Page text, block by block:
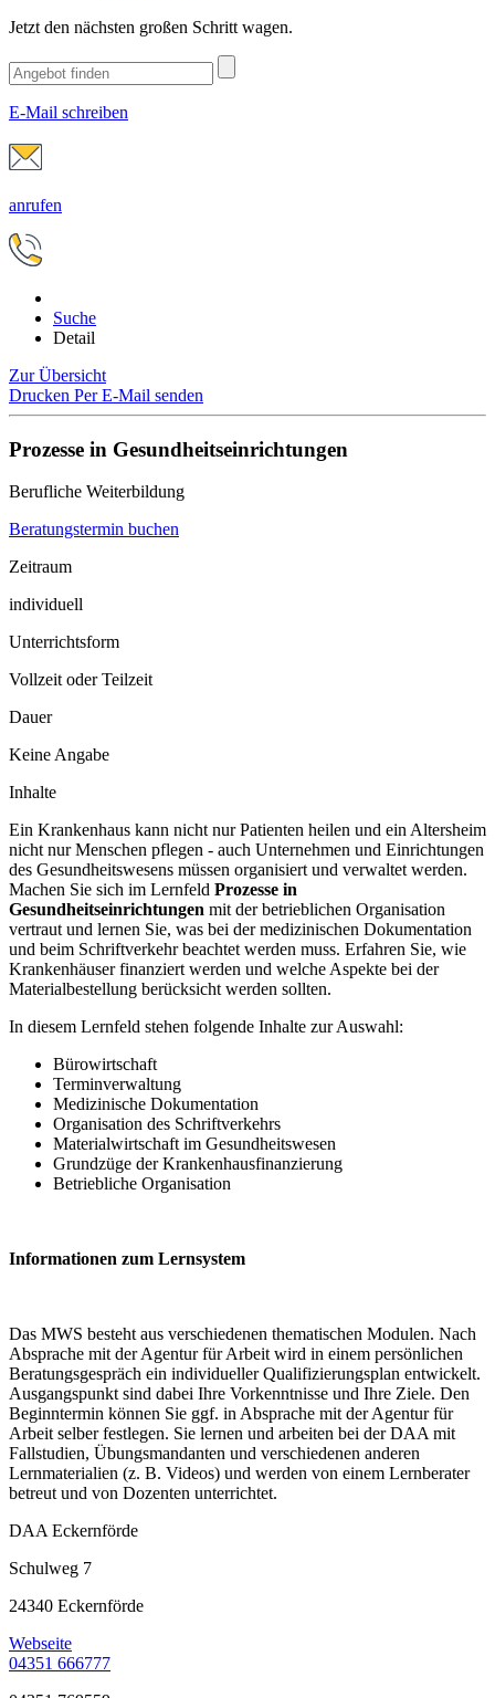
Jetzt den nächsten großen Schritt wagen.
E-Mail schreiben
anrufen
Suche
Detail
Zur Übersicht
Drucken Per E-Mail senden
Prozesse in Gesundheitseinrichtungen
Berufliche Weiterbildung
Beratungstermin buchen
Zeitraum
individuell
Unterrichtsform
Vollzeit oder Teilzeit
Dauer
Keine Angabe
Inhalte
Ein Krankenhaus kann nicht nur Patienten heilen und ein Altersheim
nicht nur Menschen pflegen - auch Unternehmen und Einrichtungen
des Gesundheitswesens müssen organisiert und verwaltet werden.
Machen Sie sich im Lernfeld Prozesse in
Gesundheitseinrichtungen mit der betrieblichen Organisation
vertraut und lernen Sie, was bei der medizinischen Dokumentation
und beim Schriftverkehr beachtet werden muss. Erfahren Sie, wie
Krankenhäuser finanziert werden und welche Aspekte bei der
Materialbestellung berücksicht werden sollten.
In diesem Lernfeld stehen folgende Inhalte zur Auswahl:
Bürowirtschaft
Terminverwaltung
Medizinische Dokumentation
Organisation des Schriftverkehrs
Materialwirtschaft im Gesundheitswesen
Grundzüge der Krankenhausfinanzierung
Betriebliche Organisation
Informationen zum Lernsystem
Das MWS besteht aus verschiedenen thematischen Modulen. Nach
Absprache mit der Agentur für Arbeit wird in einem persönlichen
Beratungsgespräch ein individueller Qualifizierungsplan entwickelt.
Ausgangspunkt sind dabei Ihre Vorkenntnisse und Ihre Ziele. Den
Beginntermin können Sie ggf. in Absprache mit der Agentur für
Arbeit selber festlegen. Sie lernen und arbeiten bei der DAA mit
Fallstudien, Übungsmandanten und verschiedenen anderen
Lernmaterialien (z. B. Videos) und werden von einem Lernberater
betreut und von Dozenten unterrichtet.
DAA Eckernförde
Schulweg 7
24340 Eckernförde
Webseite
04351 666777